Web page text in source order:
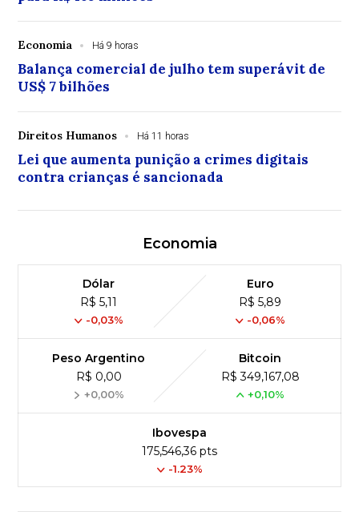
Economia Há 9 horas
Balança comercial de julho tem superávit de
US$ 7 bilhões
Direitos Humanos Há 11 horas
Lei que aumenta punição a crimes digitais
contra crianças é sancionada
Economia
Dólar
R$ 5,11
-0,03%
Euro
R$ 5,89
-0,06%
Peso Argentino
R$ 0,00
+0,00%
Bitcoin
R$ 349,167,08
+0,10%
Ibovespa
175,546,36 pts
-1.23%